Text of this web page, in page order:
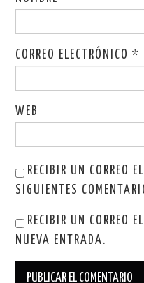
CORREO ELECTRÓNICO*
WEB
RECIBIR UN CORREO
SIGUIENTES
RECIBIR UN CORREO
NUEVA ENTRADA.